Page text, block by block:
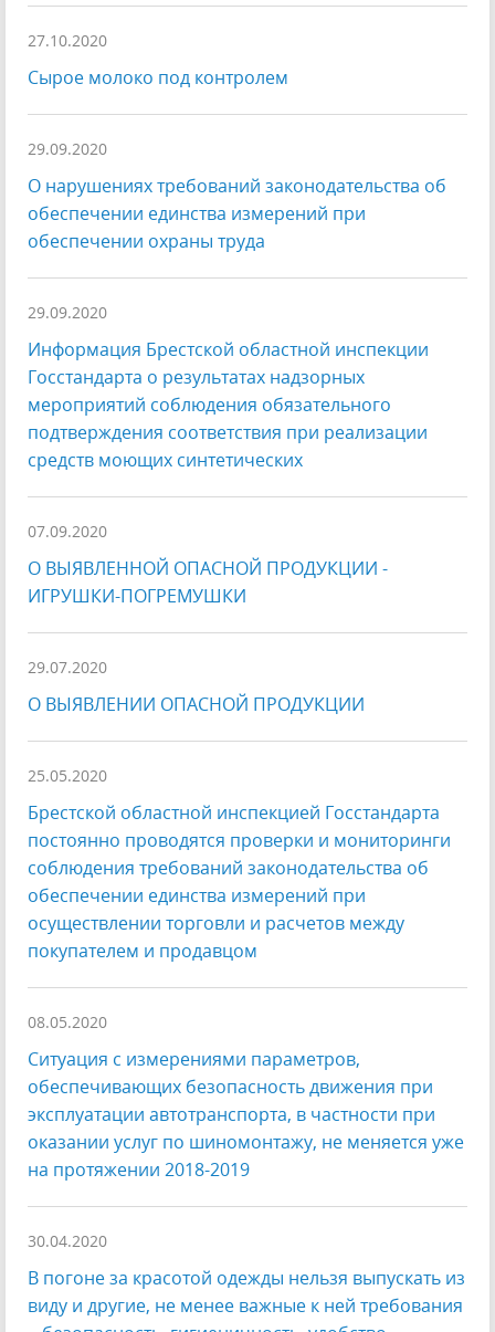
27.10.2020
Сырое молоко под контролем
29.09.2020
О нарушениях требований законодательства об
обеспечении единства измерений при
обеспечении охраны труда
29.09.2020
Информация Брестской областной инспекции
Госстандарта о результатах надзорных
мероприятий соблюдения обязательного
подтверждения соответствия при реализации
средств моющих синтетических
07.09.2020
О ВЫЯВЛЕННОЙ ОПАСНОЙ ПРОДУКЦИИ -
ИГРУШКИ-ПОГРЕМУШКИ
29.07.2020
О ВЫЯВЛЕНИИ ОПАСНОЙ ПРОДУКЦИИ
25.05.2020
Брестской областной инспекцией Госстандарта
постоянно проводятся проверки и мониторинги
соблюдения требований законодательства об
обеспечении единства измерений при
осуществлении торговли и расчетов между
покупателем и продавцом
08.05.2020
Ситуация с измерениями параметров,
обеспечивающих безопасность движения при
эксплуатации автотранспорта, в частности при
оказании услуг по шиномонтажу, не меняется уже
на протяжении 2018-2019
30.04.2020
В погоне за красотой одежды нельзя выпускать из
виду и другие, не менее важные к ней требования